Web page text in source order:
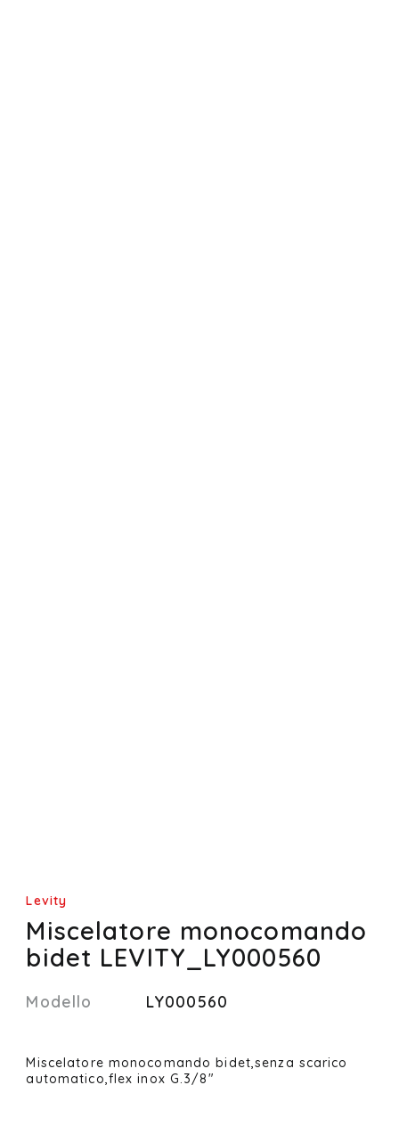
Levity
Miscelatore monocomando
bidet LEVITY_LY000560
Modello LY000560
Miscelatore monocomando bidet,senza scarico
automatico,flex inox G.3/8"